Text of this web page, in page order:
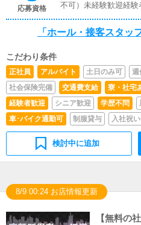
応募資格
不可）未経験歓迎経験
「ホール・接客スタッ
こだわり条件
正社員 アルバイト 土日のみ可 週
社会保険完備
交通費支給 寮・社宅
経験者歓迎
シニア歓迎 学歴不問
車･バイク通勤可
制服貸与 入社祝
検討中に追加
8/9 00:24 お店情報更新
【無料の